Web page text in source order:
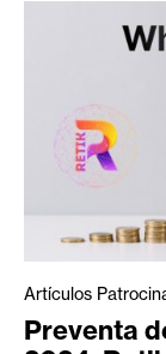
c
u
r
s
o
Artículos
Preventa